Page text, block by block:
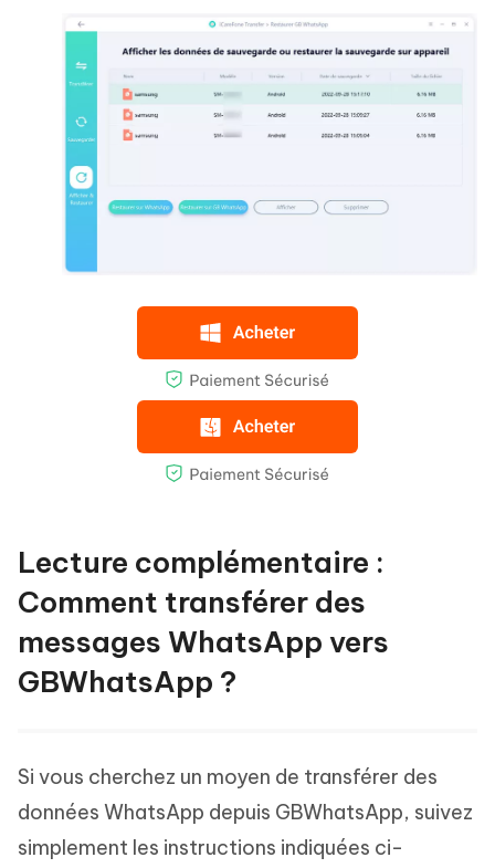
Lecture complémentaire :
Comment transférer des
messages WhatsApp vers
GBWhatsApp ?
Si vous cherchez un moyen de transférer des
données WhatsApp depuis GBWhatsApp, suivez
simplement les instructions indiquées ci-